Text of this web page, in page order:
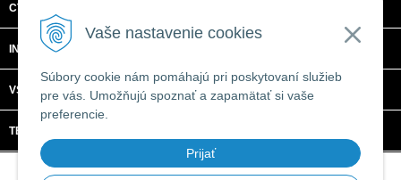
Vaše nastavenie cookies
Súbory cookie nám pomáhajú pri poskytovaní služieb
pre vás. Umožňujú spoznať a zapamätať si vaše
preferencie.
Prijať
CTRL + C, S.R.O.
INFORMÁCIE
VŠETKO O NÁKUPE
TECHNICKÉ ŠPECIFIKÁCIE
© 2026 CTRL + C, s.r.o. • tvorba eshopu cez UNIobchod
spoločnosti
WEBYGROUP